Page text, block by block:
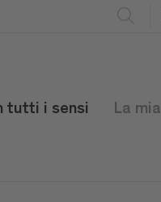
tutti i sensi La